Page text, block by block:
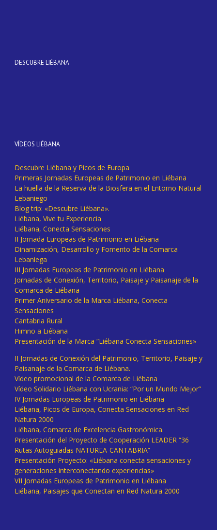
DESCUBRE LIÉBANA
VÍDEOS LIÉBANA
Descubre Liébana y Picos de Europa
Primeras Jornadas Europeas de Patrimonio en Liébana
La huella de la Reserva de la Biosfera en el Entorno Natural
Lebaniego
Blog trip: «Descubre Liébana».
Liébana, Vive tu Experiencia
Liébana, Conecta Sensaciones
II Jornada Europeas de Patrimonio en Liébana
Dinamización, Desarrollo y Fomento de la Comarca
Lebaniega
III Jornadas Europeas de Patrimonio en Liébana
Jornadas de Conexión, Territorio, Paisaje y Paisanaje de la
Comarca de Liébana
Primer Aniversario de la Marca Liébana, Conecta
Sensaciones
Cantabria Rural
Himno a Liébana
Presentación de la Marca “Liébana Conecta Sensaciones»
II Jornadas de Conexión del Patrimonio, Territorio, Paisaje y
Paisanaje de la Comarca de Liébana.
Vídeo promocional de la Comarca de Liébana
Vídeo Solidario Liébana con Ucrania: “Por un Mundo Mejor”
IV Jornadas Europeas de Patrimonio en Liébana
Liébana, Picos de Europa, Conecta Sensaciones en Red
Natura 2000
Liébana, Comarca de Excelencia Gastronómica.
Presentación del Proyecto de Cooperación LEADER “36
Rutas Autoguiadas NATUREA-CANTABRIA”
Presentación Proyecto: «Liébana conecta sensaciones y
generaciones interconectando experiencias»
VII Jornadas Europeas de Patrimonio en Liébana
Liébana, Paisajes que Conectan en Red Natura 2000